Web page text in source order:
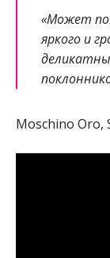
«Может
яркого и
Moschino Oro,